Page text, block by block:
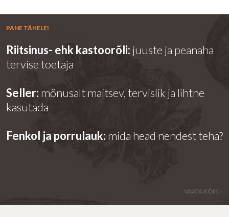
PANE TÄHELE!
Riitsinus- ehk kastoorõli: juuste ja peanaha
tervise toetaja
Seller: mõnusalt maitsev, tervislik ja lihtne
kasutada
Fenkol ja porrulauk: mida head nendest teha?
VAATA KÕIKI ›